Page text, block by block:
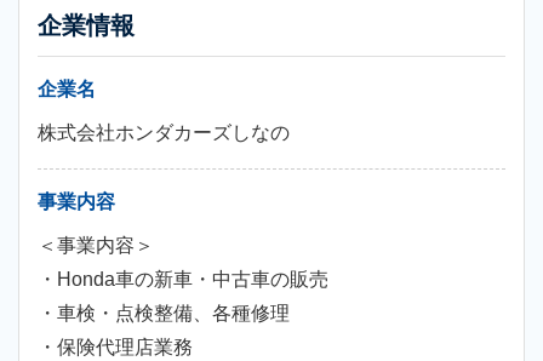
企業情報
企業名
株式会社ホンダカーズしなの
事業内容
＜事業内容＞
・Honda車の新車・中古車の販売
・車検・点検整備、各種修理
・保険代理店業務